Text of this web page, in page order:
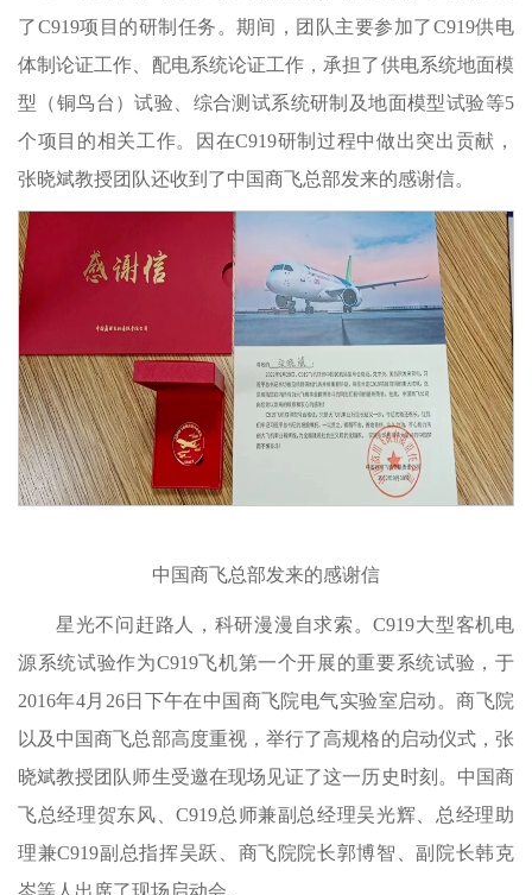
了C919项目的研制任务。期间，团队主要参加了C919供电
体制论证工作、配电系统论证工作，承担了供电系统地面模
型（铜鸟台）试验、综合测试系统研制及地面模型试验等5
个项目的相关工作。因在C919研制过程中做出突出贡献，
张晓斌教授团队还收到了中国商飞总部发来的感谢信。
中国商飞总部发来的感谢信
星光不问赶路人，科研漫漫自求索。C919大型客机电
源系统试验作为C919飞机第一个开展的重要系统试验，于
2016年4月26日下午在中国商飞院电气实验室启动。商飞院
以及中国商飞总部高度重视，举行了高规格的启动仪式，张
晓斌教授团队师生受邀在现场见证了这一历史时刻。中国商
飞总经理贺东风、C919总师兼副总经理吴光辉、总经理助
理兼C919副总指挥吴跃、商飞院院长郭博智、副院长韩克
岑等人出席了现场启动会。